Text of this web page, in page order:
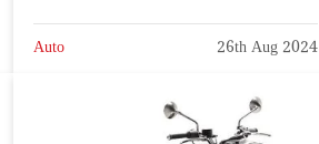
Auto 26th Aug 2024